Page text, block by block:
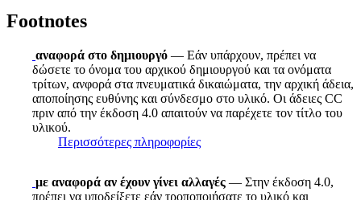
Footnotes
αναφορά στο δημιουργό — Εάν υπάρχουν, πρέπει να
δώσετε το όνομα του αρχικού δημιουργού και τα ονόματα
τρίτων, ανφορά στα πνευματικά δικαιώματα, την αρχική άδεια,
αποποίησης ευθύνης και σύνδεσμο στο υλικό. Οι άδειες CC
πριν από την έκδοση 4.0 απαιτούν να παρέχετε τον τίτλο του
υλικού.
Περισσότερες πληροφορίες
με αναφορά αν έχουν γίνει αλλαγές — Στην έκδοση 4.0,
πρέπει να υποδείξετε εάν τροποποιήσατε το υλικό και